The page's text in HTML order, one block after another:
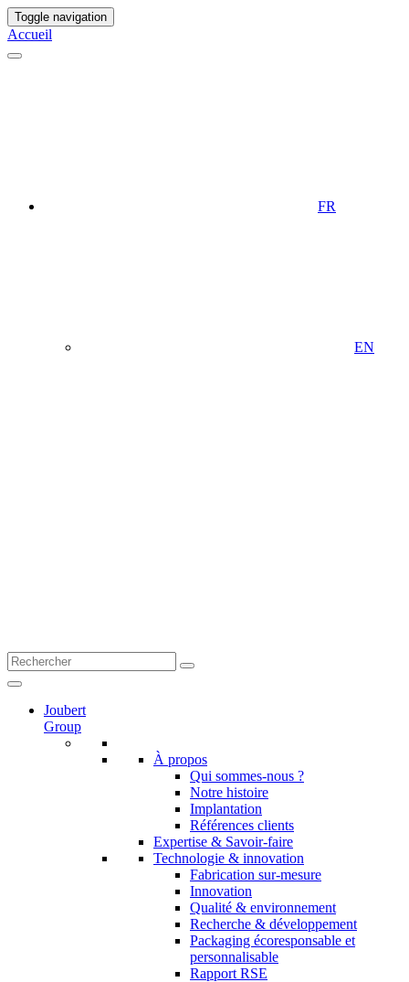
Toggle navigation
Accueil
FR
EN
Joubert
Group
À propos
Qui sommes-nous ?
Notre histoire
Implantation
Références clients
Expertise & Savoir-faire
Technologie & innovation
Fabrication sur-mesure
Innovation
Qualité & environnement
Recherche & développement
Packaging écoresponsable et
personnalisable
Rapport RSE